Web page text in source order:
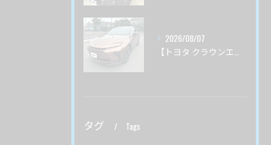
2026/08/07
タグ Tags